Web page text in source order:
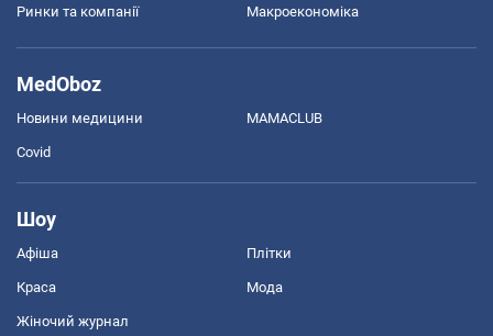
Ринки та компанії Макроекономіка
MedOboz
Новини медицини MAMACLUB
Covid
Шоу
Афіша Плітки
Краса Мода
Жіночий журнал